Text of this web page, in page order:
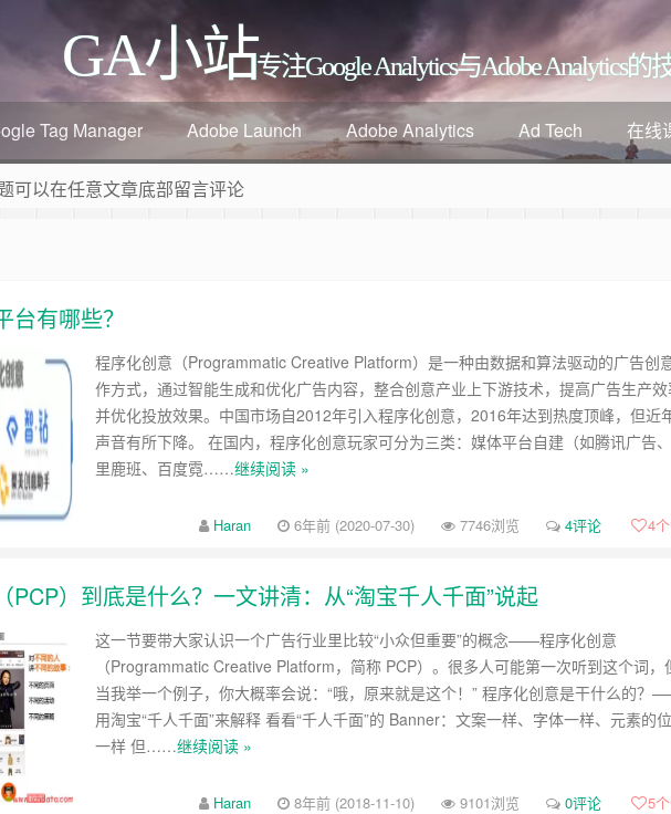
GA小站专注Google Analytics与Adobe Analytics
Tag Manager Adobe Launch Adobe Analytics Ad Tech 在线
可以在任意文章底部留言评论
台有哪些？
程序化创意（Programmatic Creative Platform）是一种由数据和算法驱动的广告创
作方式，通过智能生成和优化广告内容，整合创意产业上下游技术，提高广告生产
并优化投放效果。中国市场自2012年引入程序化创意，2016年达到热度顶峰，但近
声音有所下降。 在国内，程序化创意玩家可分为三类：媒体平台自建（如腾讯广告
里鹿班、百度霓……继续阅读 »
Haran 6年前 (2020-07-30) 7746浏览 4评论 4
PCP）到底是什么？一文讲清：从“淘宝千人千面”说起
这一节要带大家认识一个广告行业里比较“小众但重要”的概念——程序化创意
（Programmatic Creative Platform，简称 PCP）。很多人可能第一次听到这个词，
当我举一个例子，你大概率会说：“哦，原来就是这个！” 程序化创意是干什么的？
用淘宝“千人千面”来解释 看看“千人千面”的 Banner：文案一样、字体一样、元素的
一样 但……继续阅读 »
Haran 8年前 (2018-11-10) 9101浏览 0评论 5